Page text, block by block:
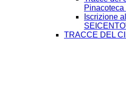
Iscrizione
TRACCE DEL